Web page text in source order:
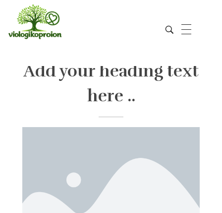
Add your heading text
here ..